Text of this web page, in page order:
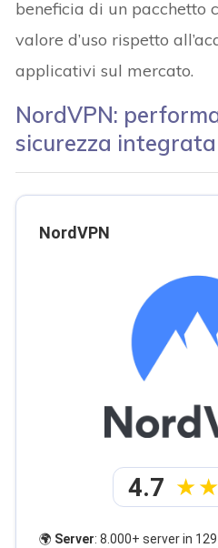
beneficia di un pacchetto
valore d’uso rispetto
applicativi sul mercato.
NordVPN:
sicurezza integrata
NordVPN
4.7
🌍 Server: 8.000+ server in